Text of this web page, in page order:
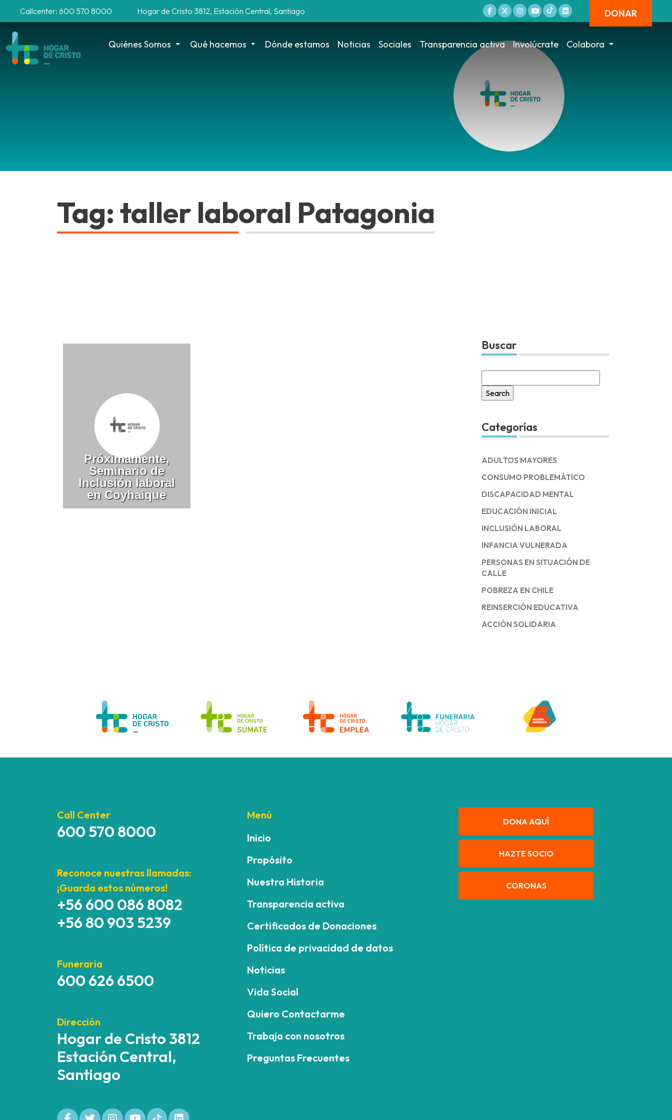
Callcenter: 600 570 8000 Hogar de Cristo 3812, Estación Central, Santiago DONAR
Quiénes Somos Qué hacemos Dónde estamos Noticias Sociales Transparencia activa Involúcrate Colabora
Tag: taller laboral Patagonia
Próximamente,
Seminario de
Inclusión laboral
en Coyhaique
Buscar
for:
Categorías
ADULTOS MAYORES
CONSUMO PROBLEMÁTICO
DISCAPACIDAD MENTAL
EDUCACIÓN INICIAL
INCLUSIÓN LABORAL
INFANCIA VULNERADA
PERSONAS EN SITUACIÓN DE
CALLE
POBREZA EN CHILE
REINSERCIÓN EDUCATIVA
ACCIÓN SOLIDARIA
Call Center
600 570 8000
Reconoce nuestras llamadas:
¡Guarda estos números!
+56 600 086 8082
+56 80 903 5239
Funeraria
600 626 6500
Dirección
Hogar de Cristo 3812
Estación Central,
Santiago
Menú
Inicio
Propósito
Nuestra Historia
Transparencia activa
Certificados de Donaciones
Política de privacidad de datos
Noticias
Vida Social
Quiero Contactarme
Trabaja con nosotros
Preguntas Frecuentes
DONA AQUÍ
HAZTE SOCIO
CORONAS